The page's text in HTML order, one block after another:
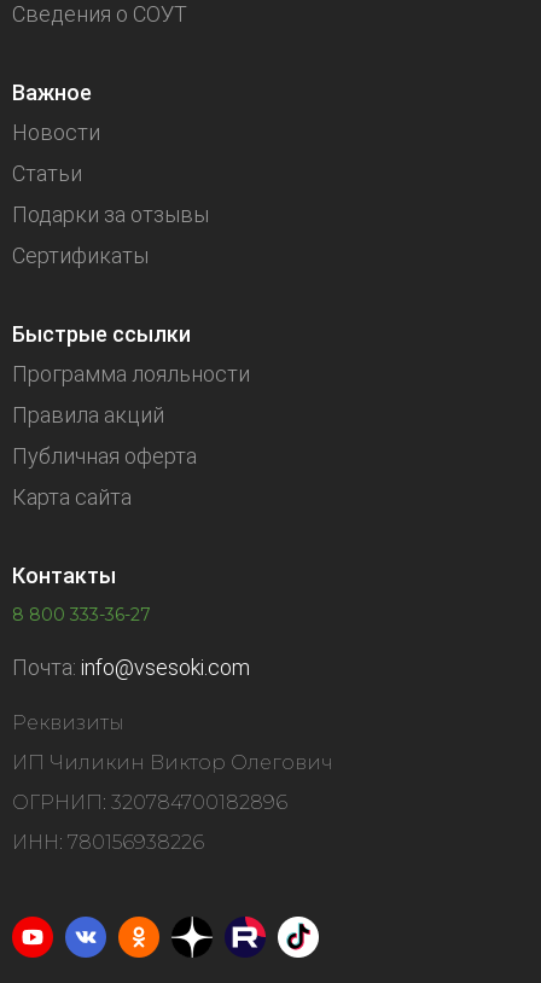
Сведения о СОУТ
Важное
Новости
Статьи
Подарки за отзывы
Сертификаты
Быстрые ссылки
Программа лояльности
Правила акций
Публичная оферта
Карта сайта
Контакты
8 800 333-36-27
Почта: info@vsesoki.com
Реквизиты
ИП Чиликин Виктор Олегович
ОГРНИП: 320784700182896
ИНН: 780156938226